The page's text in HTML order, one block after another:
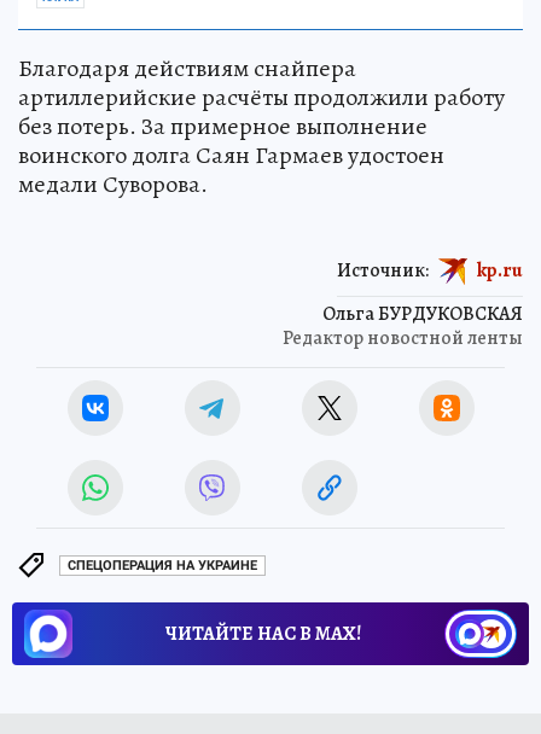
Благодаря действиям снайпера
артиллерийские расчёты продолжили работу
без потерь. За примерное выполнение
воинского долга Саян Гармаев удостоен
медали Суворова.
Ольга БУРДУКОВСКАЯ
Редактор новостной ленты
Источник: kp.ru
СПЕЦОПЕРАЦИЯ НА УКРАИНЕ
ЧИТАЙТЕ НАС В МАХ!